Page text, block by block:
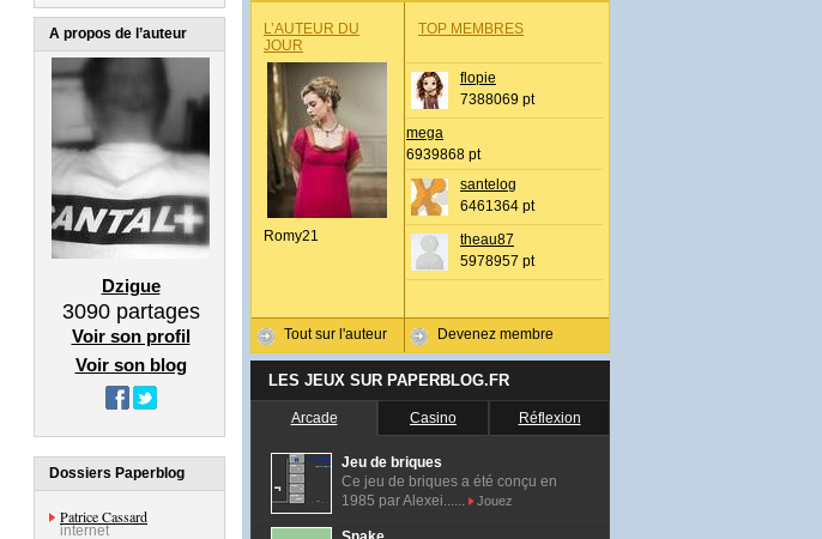
A propos de l’auteur
Dzigue
3090partages
Voir son profil
Voir son blog
Dossiers Paperblog
Patrice Cassard
internet
L’AUTEUR DU
JOUR
Romy21
Tout sur l'auteur
TOP MEMBRES
flopie
7388069 pt
mega
6939868 pt
santelog
6461364 pt
theau87
5978957 pt
Devenez membre
LES JEUX SUR PAPERBLOG.FR
Arcade Casino Réflexion
Jeu de briques
Ce jeu de briques a été conçu en
1985 par Alexei......
Jouez